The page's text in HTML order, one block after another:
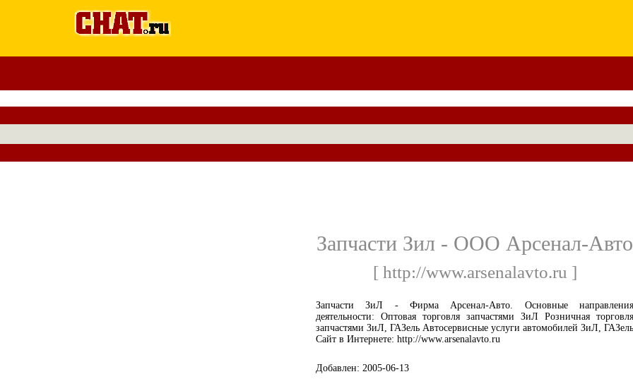
Запчасти Зил - ООО Арсенал-Aвто
[ http://www.arsenalavto.ru ]
Запчасти ЗиЛ - Фирма Арсенал-Авто. Основные направления
деятельности: Оптовая торговля запчастями ЗиЛ Розничная торговля
запчастями ЗиЛ, ГАЗель Автосервисные услуги автомобилей ЗиЛ, ГАЗель
Сайт в Интернете: http://www.arsenalavto.ru
Добавлен: 2005-06-13